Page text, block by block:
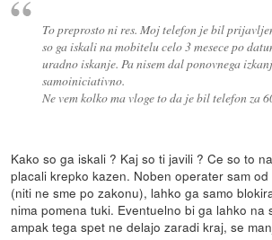
To preprosto ni res. Moj telefon je bil
so ga iskali na mobitelu celo 3 mesece po
uradno iskanje. Pa nisem dal ponovnega
samoiniciativno.
Ne vem kolko ma vloge to da je bil telefon za
Kako so ga iskali ? Kaj so ti javili ? Ce so to
placali krepko kazen. Noben operater sam
(niti ne sme po zakonu), lahko ga samo
nima pomena tuki. Eventuelno bi ga lahko na
ampak tega spet ne delajo zaradi kraj, se